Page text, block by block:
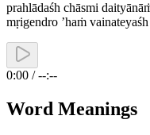
prahlādaśh chāsmi
mṛigendro ’haṁ
0:00 / --:--
Word Meanings